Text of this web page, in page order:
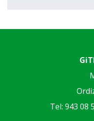
Tel: 943 08